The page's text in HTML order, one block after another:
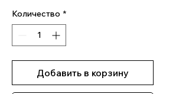
Количество *
Добавить в корзину